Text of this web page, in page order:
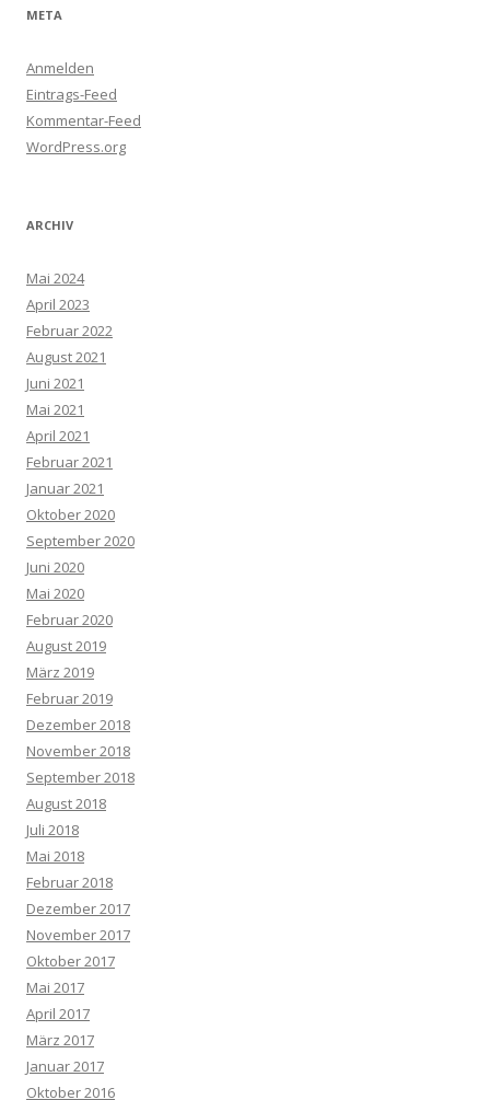
META
Anmelden
Eintrags-Feed
Kommentar-Feed
WordPress.org
ARCHIV
Mai 2024
April 2023
Februar 2022
August 2021
Juni 2021
Mai 2021
April 2021
Februar 2021
Januar 2021
Oktober 2020
September 2020
Juni 2020
Mai 2020
Februar 2020
August 2019
März 2019
Februar 2019
Dezember 2018
November 2018
September 2018
August 2018
Juli 2018
Mai 2018
Februar 2018
Dezember 2017
November 2017
Oktober 2017
Mai 2017
April 2017
März 2017
Januar 2017
Oktober 2016